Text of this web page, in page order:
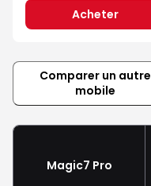
Acheter
Comparer un autre
mobile
Magic7 Pro